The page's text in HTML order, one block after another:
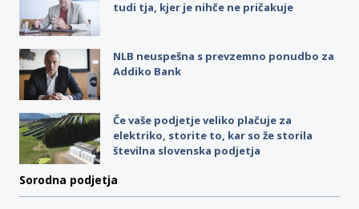
tudi tja, kjer je nihče ne pričakuje
NLB neuspešna s prevzemno ponudbo za
Addiko Bank
Če vaše podjetje veliko plačuje za
elektriko, storite to, kar so že storila
številna slovenska podjetja
Sorodna podjetja